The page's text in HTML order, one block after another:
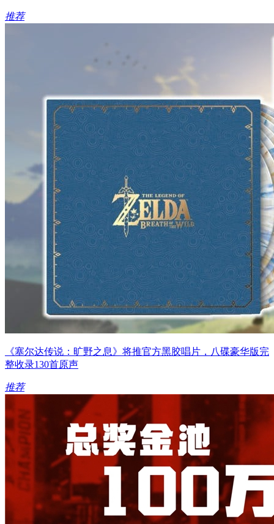
推荐
《塞尔达传说：旷野之息》将推官方黑胶唱片，八碟豪华版完
整收录130首原声
推荐